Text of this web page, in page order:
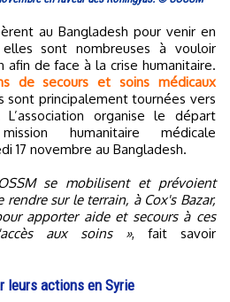
sont nombreuses à vouloir
de face à la crise humanitaire.
de secours et soins médicaux
sont principalement tournées vers
organise le départ
humanitaire médicale
17 novembre au Bangladesh.
se mobilisent et prévoient
sur le terrain, à Cox's Bazar,
apporter aide et secours à ces
aux soins », fait savoir
leurs actions en Syrie